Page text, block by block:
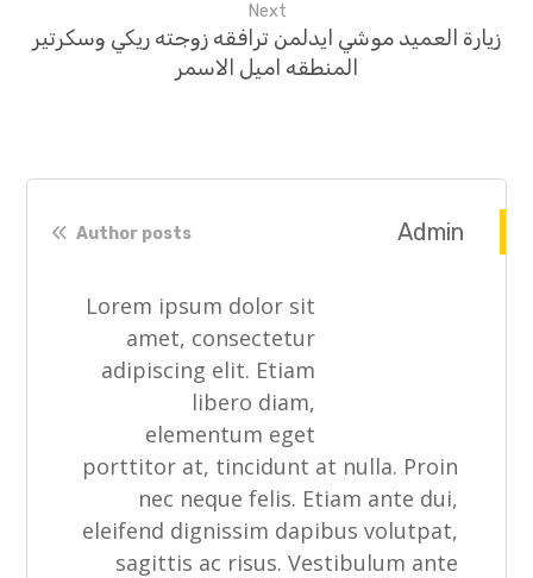
Next
زيارة العميد موشي ايدلمن ترافقه زوجته ريكي وسكرتير
المنطقه اميل الاسمر
Admin
Author posts
Lorem ipsum dolor sit
amet, consectetur
adipiscing elit. Etiam
libero diam,
elementum eget
porttitor at, tincidunt at nulla. Proin
nec neque felis. Etiam ante dui,
eleifend dignissim dapibus volutpat,
sagittis ac risus. Vestibulum ante